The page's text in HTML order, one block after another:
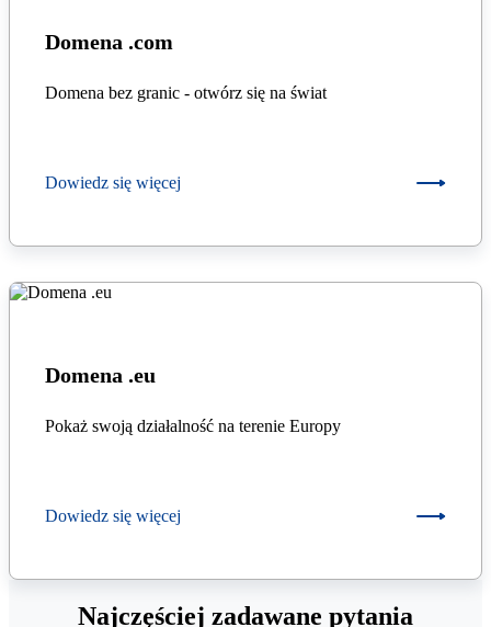
Domena .com
Domena bez granic - otwórz się na świat
Dowiedz się więcej
Domena .eu
Pokaż swoją działalność na terenie Europy
Dowiedz się więcej
Najczęściej zadawane pytania